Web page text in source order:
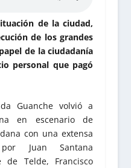
de la ciudad,
de los grandes
de la ciudadanía
personal que pagó
Guanche volvió a
en escenario de
con una extensa
Juan Santana
de Telde, Francisco